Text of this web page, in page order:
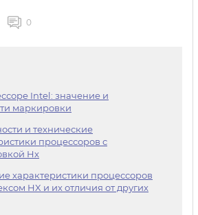
0
Intel: значение и
маркировки
и технические
процессоров с
Hx
характеристики процессоров
HX и их отличия от других